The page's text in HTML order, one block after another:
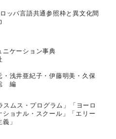
ッパ言語共通参照枠と異文化間
ニケーション事典
・浅井亜紀子・伊藤明美・久保
編
スムス・プログラム」「ヨーロ
ショナル・スクール」「エリー
」